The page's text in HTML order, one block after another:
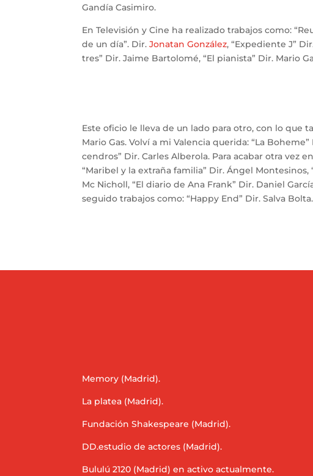
Gandía Casimiro.
En Televisión y Cine ha realizado trabajos como:
de un día”. Dir.Jonatan González, “Expediente J”
tres” Dir. Jaime Bartolomé, “El pianista” Dir. Mario
Este oficio le lleva de un lado para otro, con lo que
Mario Gas. Volví a mi Valencia querida: “La
cendros” Dir. Carles Alberola. Para acabar otra vez
“Maribel y la extraña familia” Dir. Ángel Montesinos,
Mc Nicholl, “El diario de Ana Frank” Dir. Daniel
seguido trabajos como: “Happy End” Dir. Salva Bolta.
Memory (Madrid).
La platea (Madrid).
Fundación Shakespeare (Madrid).
DD.estudio de actores (Madrid).
Bululú 2120 (Madrid) en activo actualmente.